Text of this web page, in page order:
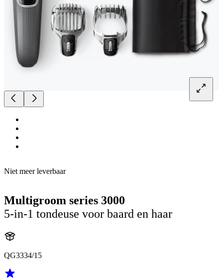
Niet meer leverbaar
Multigroom series 3000
5-in-1 tondeuse voor baard en haar
QG3334/15